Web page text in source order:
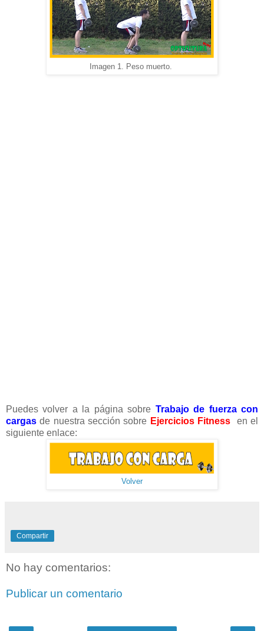
Imagen 1. Peso muerto.
Puedes volver a la página sobre Trabajo de fuerza con
cargas de nuestra sección sobre Ejercicios Fitness
en el
siguiente enlace:
Volver
Compartir
No hay comentarios:
Publicar un comentario